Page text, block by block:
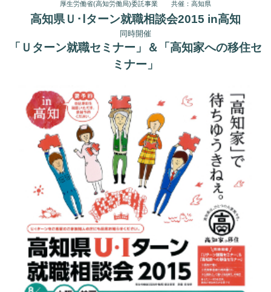
厚生労働省(高知労働局)委託事業 共催：高知県
高知県Ｕ･Ⅰターン就職相談会2015 in高知
同時開催
「Ｕターン就職セミナー」＆「高知家への移住セ
ミナー」